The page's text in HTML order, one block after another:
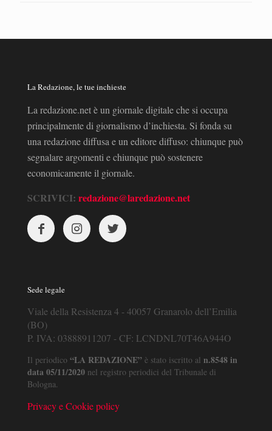
La Redazione, le tue inchieste
La redazione.net è un giornale digitale che si occupa
principalmente di giornalismo d’inchiesta. Si fonda su
una redazione diffusa e un editore diffuso: chiunque può
segnalare argomenti e chiunque può sostenere
economicamente il giornale.
SCRIVICI: redazione@laredazione.net
Sede legale
Viale della Resistenza 4 - 40057 Granarolo dell’Emilia
(BO)
P. IVA: 03888911207 - CF: LCNDNL70T46A944O
Il periodico “LA REDAZIONE” è stato iscritto al n.8548 in
data 05/11/2020 nel registro periodici del Tribunale di
Bologna.
Privacy e Cookie policy